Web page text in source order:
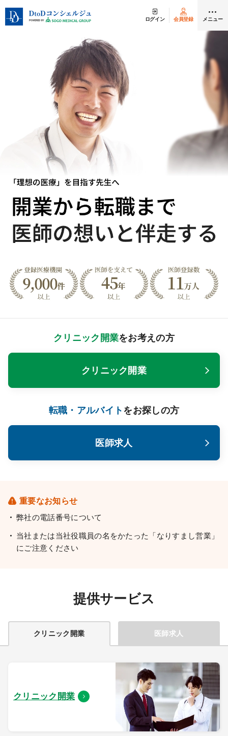
ログイン 会員登録 メニュー
クリニック開業
医院の譲渡・売却をお考えの方
採用をお考えの医療機関の方
クリニック開業をお考えの方
クリニック開業
転職・アルバイトをお探しの方
医師求人
重要なお知らせ
弊社の電話番号について
当社または当社役職員の名をかたった「なりすまし営業」
にご注意ください
提供サービス
クリニック開業 医師求人
クリニック開業